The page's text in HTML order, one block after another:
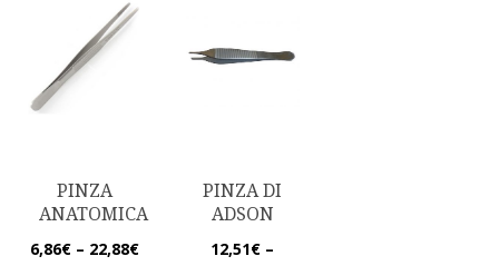
PINZA
ANATOMICA
6,86€– 22,88€
PINZA DI
ADSON
12,51€ –